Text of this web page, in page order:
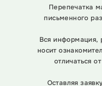
Перепечатка
письменного
Вся информация,
носит
отличаться
Оставляя